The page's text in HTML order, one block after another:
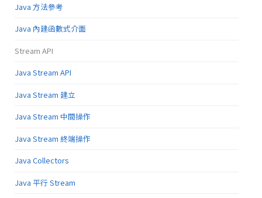
Java 方法參考
Java 內建函數式介面
Stream API
Java Stream API
Java Stream 建立
Java Stream 中間操作
Java Stream 終端操作
Java Collectors
Java 平行 Stream